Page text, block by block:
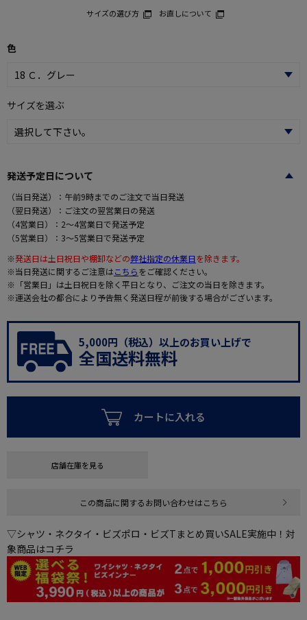
サイズの選び方 お直しについて
色
サイズを選ぶ
発送予定日について
（当日発送）：午前9時までのご注文で当日発送
（翌日発送）：ご注文の翌営業日の発送
（4営業日）：2～4営業日で発送予定
（5営業日）：3～5営業日で発送予定
※発送日は土日祝日や棚卸などの弊社指定の休業日を除きます。
※当日発送に関するご注意はこちらをご確認ください。
※「営業日」は土日祝日を除く平日となり、ご注文の当日を除きます。
※運送会社の都合により予告無く発送日程が前後する場合がございます。
5,000円（税込）以上のお買い上げで
全国送料無料
カートに入れる
店舗在庫を見る
この商品に関するお問い合わせはこちら
▽シャツ・ネクタイ・ビズポロ・ビズTまとめ買いSALE実施中！対
象商品はコチラ